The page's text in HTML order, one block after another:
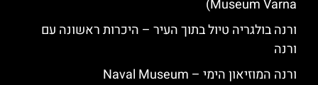
Museum Varna)
ורנה בולגריה טיול בתוך העיר – היכרות ראשונה עם
ורנה
ורנה המוזיאון הימי – Naval Museum